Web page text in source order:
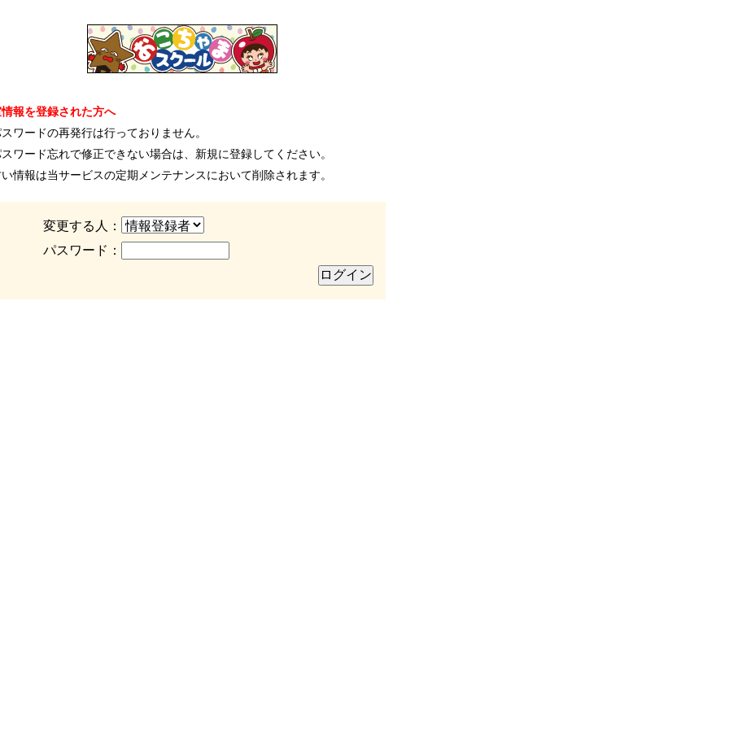
報を登録された方へ
スワードの再発行は行っておりません。
スワード忘れで修正できない場合は、新規に登録してください。
い情報は当サービスの定期メンテナンスにおいて削除されます。
変更する人：
パスワード：